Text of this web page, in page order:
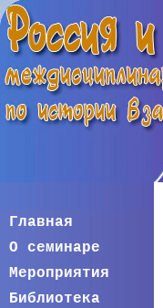
Главная
О семинаре
Мероприятия
Библиотека